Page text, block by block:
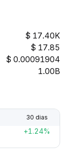
17.40K
17.85
0.00091904
1.00B
30 dias
+1.24%